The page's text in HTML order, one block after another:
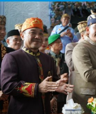
Biru Kuning
Kantor Poster